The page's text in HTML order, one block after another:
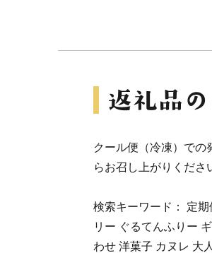
クール便（冷凍）での
らお召し上がりくださ
検索キーワード： 定
リー ぐるてんふりー
わせ 洋菓子 カヌレ 大